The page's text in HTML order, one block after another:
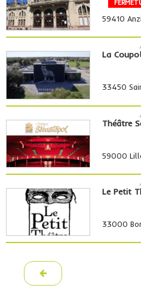
59410
La
33450
Théâtre
59000
Le Petit
33000